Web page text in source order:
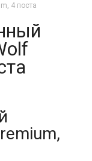
4 поста